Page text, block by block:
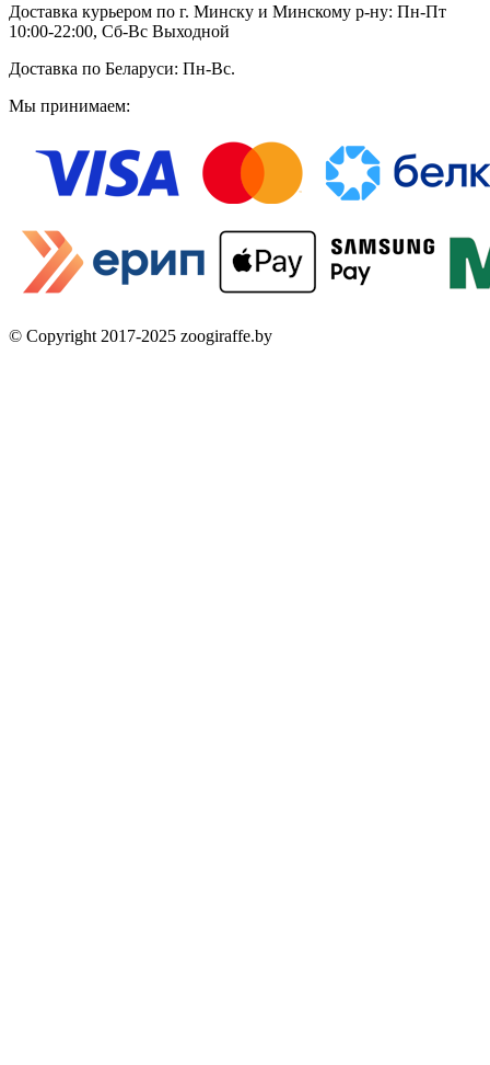
Доставка курьером по г. Минску и Минскому р-ну: Пн-Пт
10:00-22:00, Сб-Вс Выходной
Доставка по Беларуси: Пн-Вс.
Мы принимаем:
© Copyright 2017-2025 zoogiraffe.by